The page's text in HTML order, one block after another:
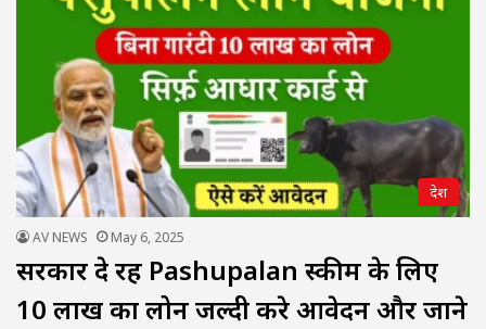
देश
AV NEWS May 6, 2025
सरकार दे रहीं Pashupalan स्कीम के लिए
10 लाख का लोन जल्दी करे आवेदन और जाने